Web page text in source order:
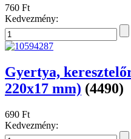
760 Ft
Kedvezmény:
Gyertya,
220x17 mm) (4490)
690 Ft
Kedvezmény: